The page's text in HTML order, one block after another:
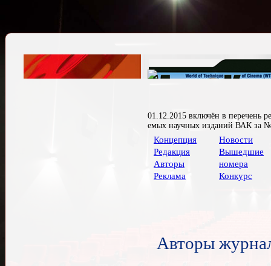
01.12.2015 включён в перечень
емых научных изданий ВАК за
Концепция
Редакция
Авторы
Реклама
Новости
Вышедшие
номера
Конкурс
Авторы